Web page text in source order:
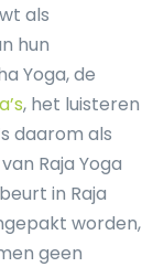
als
hun
Yoga, de
, het luisteren
daarom als
Raja Yoga
in Raja
worden,
geen